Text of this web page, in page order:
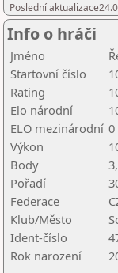
Poslední
Info o hráči
Jméno
Startovní číslo
Rating
Elo národní
ELO mezinárodní 0
Výkon
Body
Pořadí
Federace
Klub/Město
Ident-číslo
Rok narození